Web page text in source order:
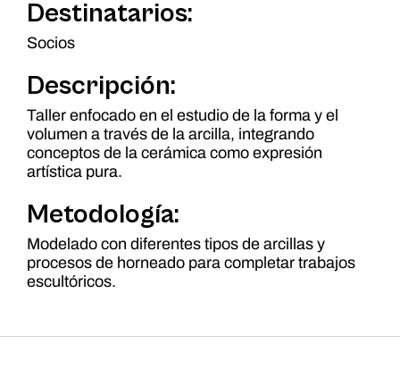
Destinatarios:
Socios
Descripción:
Taller enfocado en el estudio de la forma y el
volumen a través de la arcilla, integrando
conceptos de la cerámica como expresión
artística pura.
Metodología:
Modelado con diferentes tipos de arcillas y
procesos de horneado para completar trabajos
escultóricos.